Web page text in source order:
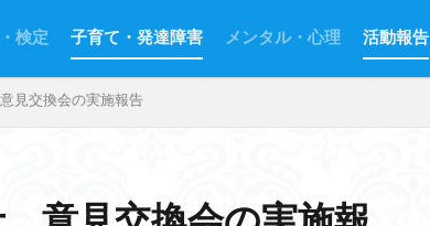
検定 子育て・発達障害 メンタル・心理 活動報告
見交換会の実施報告